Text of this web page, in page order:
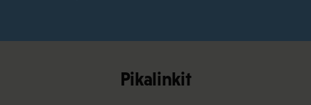
Pikalinkit